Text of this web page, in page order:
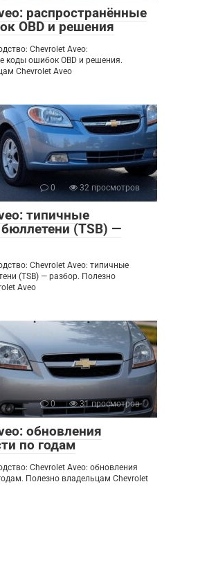
распространённые
OBD и решения
Chevrolet Aveo:
коды ошибок OBD и решения.
Chevrolet Aveo
0 32 просмотров
типичные
(TSB) —
Chevrolet Aveo: типичные
(TSB) — разбор. Полезно
Aveo
0 31 просмотров
обновления
по годам
Chevrolet Aveo: обновления
Полезно владельцам Chevrolet